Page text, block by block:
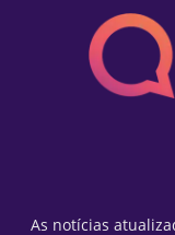
As notícias